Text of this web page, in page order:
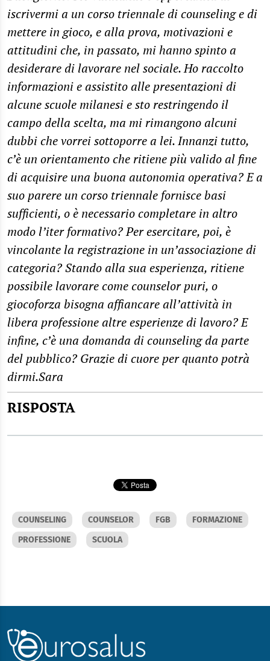
iscrivermi a un corso triennale di counseling e di
mettere in gioco, e alla prova, motivazioni e
attitudini che, in passato, mi hanno spinto a
desiderare di lavorare nel sociale. Ho raccolto
informazioni e assistito alle presentazioni di
alcune scuole milanesi e sto restringendo il
campo della scelta, ma mi rimangono alcuni
dubbi che vorrei sottoporre a lei. Innanzi tutto,
c’è un orientamento che ritiene più valido al fine
di acquisire una buona autonomia operativa? E a
suo parere un corso triennale fornisce basi
sufficienti, o è necessario completare in altro
modo l’iter formativo? Per esercitare, poi, è
vincolante la registrazione in un’associazione di
categoria? Stando alla sua esperienza, ritiene
possibile lavorare come counselor puri, o
giocoforza bisogna affiancare all’attività in
libera professione altre esperienze di lavoro? E
infine, c’è una domanda di counseling da parte
del pubblico? Grazie di cuore per quanto potrà
dirmi.Sara
RISPOSTA
COUNSELING COUNSELOR FGB
FORMAZIONE
PROFESSIONE
SCUOLA